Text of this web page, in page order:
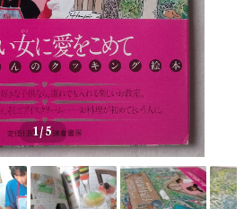
1/5